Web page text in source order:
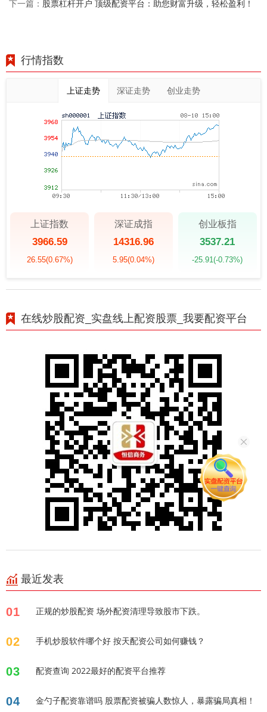
下一篇： 股票杠杆开户 顶级配资平台：助您财富升级，轻松盈利！
行情指数
上证走势 深证走势 创业走势
上证指数
3966.59
26.55(0.67%)
深证成指
14316.96
5.95(0.04%)
创业板指
3537.21
-25.91(-0.73%)
在线炒股配资_实盘线上配资股票_我要配资平台
最近发表
01 正规的炒股配资 场外配资清理导致股市下跌。
02 手机炒股软件哪个好 按天配资公司如何赚钱？
03 配资查询 2022最好的配资平台推荐
04 金勺子配资靠谱吗 股票配资被骗人数惊人，暴露骗局真相！